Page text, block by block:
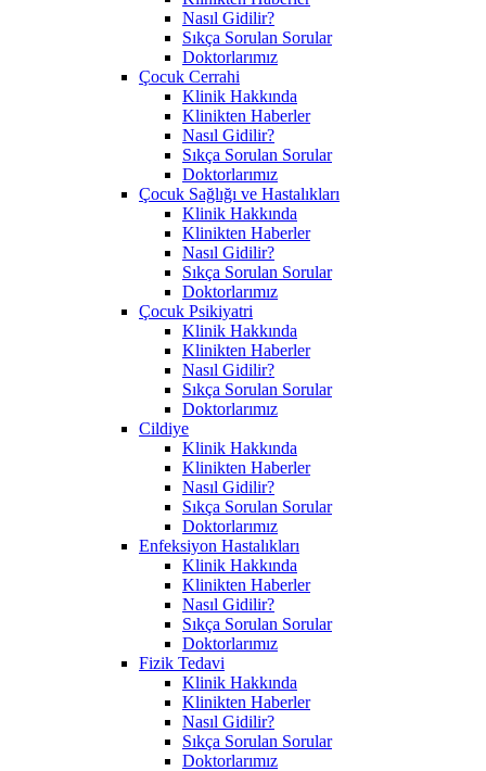
Nasıl Gidilir?
Sıkça Sorulan Sorular
Doktorlarımız
Çocuk Cerrahi
Klinik Hakkında
Klinikten Haberler
Nasıl Gidilir?
Sıkça Sorulan Sorular
Doktorlarımız
Çocuk Sağlığı ve Hastalıkları
Klinik Hakkında
Klinikten Haberler
Nasıl Gidilir?
Sıkça Sorulan Sorular
Doktorlarımız
Çocuk Psikiyatri
Klinik Hakkında
Klinikten Haberler
Nasıl Gidilir?
Sıkça Sorulan Sorular
Doktorlarımız
Cildiye
Klinik Hakkında
Klinikten Haberler
Nasıl Gidilir?
Sıkça Sorulan Sorular
Doktorlarımız
Enfeksiyon Hastalıkları
Klinik Hakkında
Klinikten Haberler
Nasıl Gidilir?
Sıkça Sorulan Sorular
Doktorlarımız
Fizik Tedavi
Klinik Hakkında
Klinikten Haberler
Nasıl Gidilir?
Sıkça Sorulan Sorular
Doktorlarımız